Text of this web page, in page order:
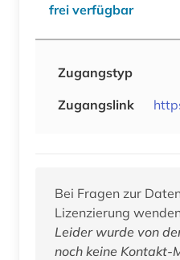
frei verfügbar
Zugangstyp
Zugangslink
Bei Fragen zur
Leider wurde von
noch keine Kontakt-